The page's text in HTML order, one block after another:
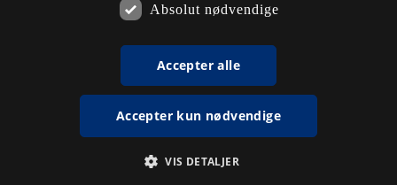
Absolut nødvendige
Accepter alle
Accepter kun nødvendige
VIS DETALJER